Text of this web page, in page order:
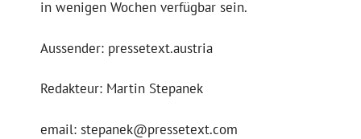
in wenigen Wochen verfügbar sein.
Aussender: pressetext.austria
Redakteur: Martin Stepanek
email: stepanek@pressetext.com